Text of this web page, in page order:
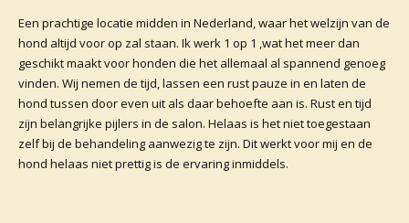
Een prachtige locatie midden in Nederland, waar het welzijn van de
hond altijd voor op zal staan. Ik werk 1 op 1 ,wat het meer dan
geschikt maakt voor honden die het allemaal al spannend genoeg
vinden. Wij nemen de tijd, lassen een rust pauze in en laten de
hond tussen door even uit als daar behoefte aan is. Rust en tijd
zijn belangrijke pijlers in de salon. Helaas is het niet toegestaan
zelf bij de behandeling aanwezig te zijn. Dit werkt voor mij en de
hond helaas niet prettig is de ervaring inmiddels.